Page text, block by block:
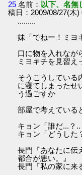
25 名前： 以下、名無
稿日：2009/08/27(木
.........
妹「でねー！ミヨ
口に物を入れなが
ミヨキチを見習え
そうこうしている
に寝てしまったせ
う過ごすか
部屋で考えている
キョン「誰だ...？..
キョン「どうした
長門『あなたに伝
都合が悪い。』
長門『私の家に来